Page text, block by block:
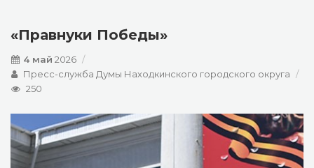
«Правнуки Победы»
4 май 2026
Пресс-служба Думы Находкинского городского округа
250